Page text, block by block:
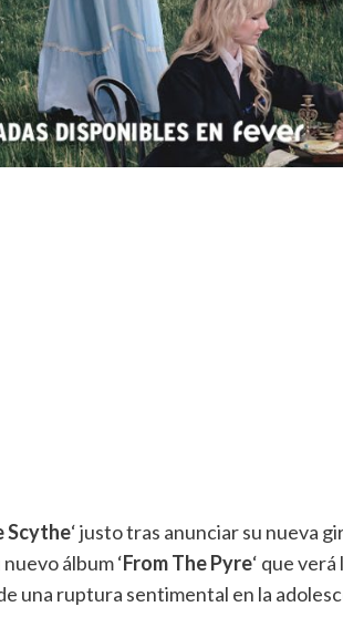
Scythe‘ justo tras anunciar su nueva
álbum ‘From The Pyre‘ que verá
una ruptura sentimental en la